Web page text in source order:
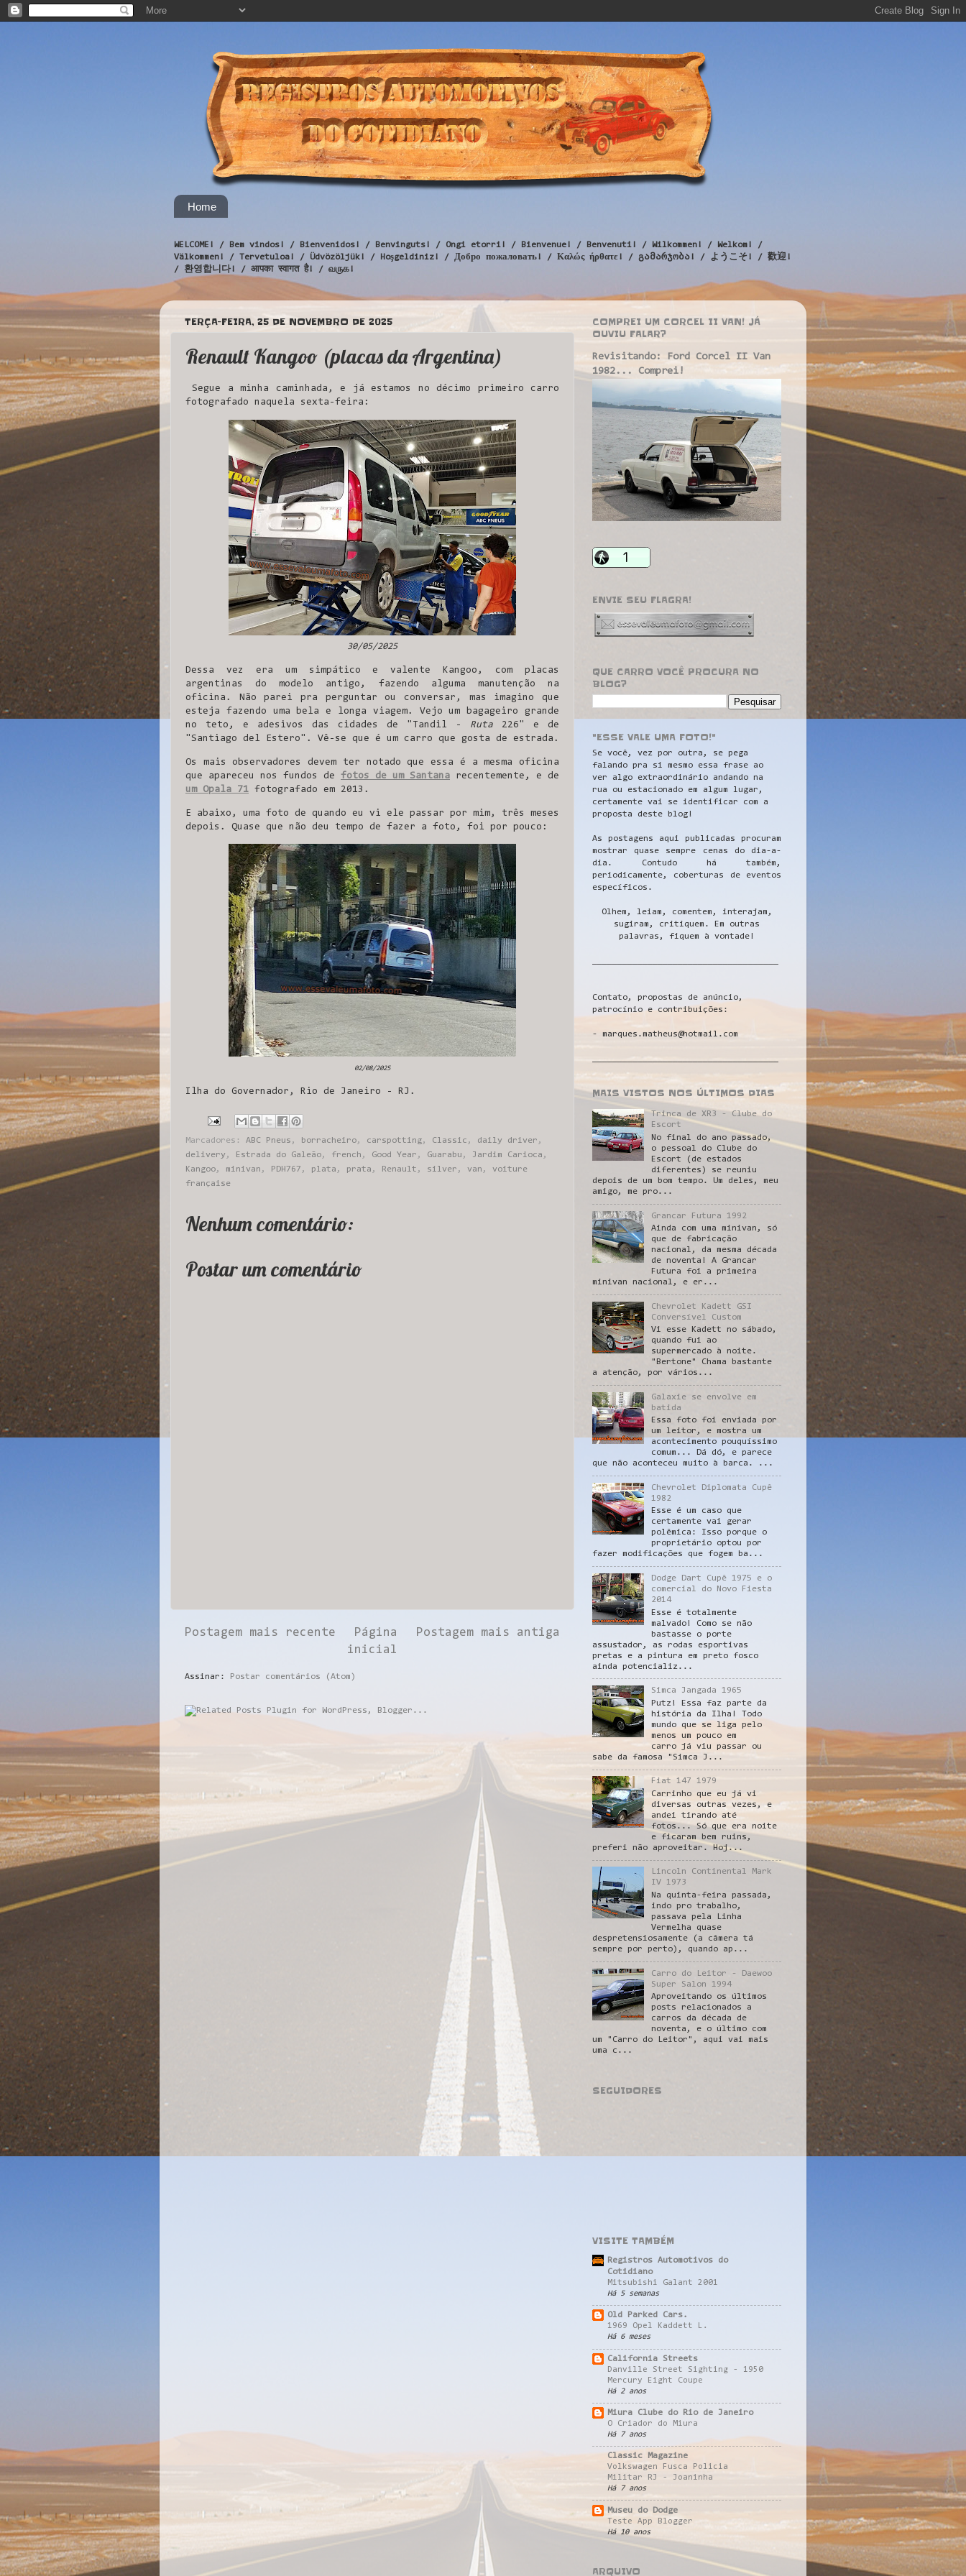
Home
WELCOME! / Bem vindos! / Bienvenidos! / Benvinguts! / Ongi etorri! / Bienvenue! / Benvenuti! / Wilkommen! / Welkom! /
Välkommen! / Tervetuloa! / Üdvözöljük! / Hoşgeldiniz! / Добро пожаловать! / Καλώς ήρθατε! / გამარჯობა! / ようこそ! / 歡迎!
/ 환영합니다! / आपका स्वागत है! / வருக!
TERÇA-FEIRA, 25 DE NOVEMBRO DE 2025
Renault Kangoo (placas da Argentina)
Segue a minha caminhada, e já estamos no décimo primeiro carro
fotografado naquela sexta-feira:
30/05/2025
Dessa vez era um simpático e valente Kangoo, com placas
argentinas do modelo antigo, fazendo alguma manutenção na
oficina. Não parei pra perguntar ou conversar, mas imagino que
esteja fazendo uma bela e longa viagem. Vejo um bagageiro grande
no teto, e adesivos das cidades de "Tandil - Ruta 226" e de
"Santiago del Estero". Vê-se que é um carro que gosta de estrada.
Os mais observadores devem ter notado que essa é a mesma oficina
que apareceu nos fundos de fotos de um Santana recentemente, e de
um Opala 71 fotografado em 2013.
E abaixo, uma foto de quando eu vi ele passar por mim, três meses
depois. Quase que não deu tempo de fazer a foto, foi por pouco:
02/08/2025
Ilha do Governador, Rio de Janeiro - RJ.
Marcadores: ABC Pneus , borracheiro, carspotting, Classic , daily driver ,
delivery , Estrada do Galeão, french , Good Year , Guarabu , Jardim Carioca ,
Kangoo, minivan , PDH767 , plata , prata , Renault , silver , van , voiture
française
Nenhum comentário:
Postar um comentário
Postagem mais recente Postagem mais antiga
Página
inicial
Assinar: Postar comentários (Atom)
COMPREI UM CORCEL II VAN! JÁ
OUVIU FALAR?
Revisitando: Ford Corcel II Van
1982... Comprei!
ENVIE SEU FLAGRA!
QUE CARRO VOCÊ PROCURA NO
BLOG?
"ESSE VALE UMA FOTO!"
Se você, vez por outra, se pega
falando pra si mesmo essa frase ao
ver algo extraordinário andando na
rua ou estacionado em algum lugar,
certamente vai se identificar com a
proposta deste blog!
As postagens aqui publicadas procuram
mostrar quase sempre cenas do dia-a-
dia. Contudo há também,
periodicamente, coberturas de eventos
específicos.
Olhem, leiam, comentem, interajam,
sugiram, critiquem. Em outras
palavras, fiquem à vontade!
Contato, propostas de anúncio,
patrocínio e contribuições:
- marques.matheus@hotmail.com
MAIS VISTOS NOS ÚLTIMOS DIAS
Trinca de XR3 - Clube do
Escort
No final do ano passado,
o pessoal do Clube do
Escort (de estados
diferentes) se reuniu
depois de um bom tempo. Um deles, meu
amigo, me pro...
Grancar Futura 1992
Ainda com uma minivan, só
que de fabricação
nacional, da mesma década
de noventa! A Grancar
Futura foi a primeira
minivan nacional, e er...
Chevrolet Kadett GSI
Conversível Custom
Vi esse Kadett no sábado,
quando fui ao
supermercado à noite.
"Bertone" Chama bastante
a atenção, por vários...
Galaxie se envolve em
batida
Essa foto foi enviada por
um leitor, e mostra um
acontecimento pouquíssimo
comum... Dá dó, e parece
que não aconteceu muito à barca. ...
Chevrolet Diplomata Cupê
1982
Esse é um caso que
certamente vai gerar
polêmica: Isso porque o
proprietário optou por
fazer modificações que fogem ba...
Dodge Dart Cupê 1975 e o
comercial do Novo Fiesta
2014
Esse é totalmente
malvado! Como se não
bastasse o porte
assustador, as rodas esportivas
pretas e a pintura em preto fosco
ainda potencializ...
Simca Jangada 1965
Putz! Essa faz parte da
história da Ilha! Todo
mundo que se liga pelo
menos um pouco em
carro já viu passar ou
sabe da famosa "Simca J...
Fiat 147 1979
Carrinho que eu já vi
diversas outras vezes, e
andei tirando até
fotos... Só que era noite
e ficaram bem ruins,
preferi não aproveitar. Hoj...
Lincoln Continental Mark
IV 1973
Na quinta-feira passada,
indo pro trabalho,
passava pela Linha
Vermelha quase
despretensiosamente (a câmera tá
sempre por perto), quando ap...
Carro do Leitor - Daewoo
Super Salon 1994
Aproveitando os últimos
posts relacionados a
carros da década de
noventa, e o último com
um "Carro do Leitor", aqui vai mais
uma c...
SEGUIDORES
VISITE TAMBÉM
Registros Automotivos do
Cotidiano
Mitsubishi Galant 2001
Há 5 semanas
Old Parked Cars.
1969 Opel Kaddett L.
Há 6 meses
California Streets
Danville Street Sighting - 1950
Mercury Eight Coupe
Há 2 anos
Miura Clube do Rio de Janeiro
O Criador do Miura
Há 7 anos
Classic Magazine
Volkswagen Fusca Policia
Militar RJ - Joaninha
Há 7 anos
Museu do Dodge
Teste App Blogger
Há 10 anos
ARQUIVO